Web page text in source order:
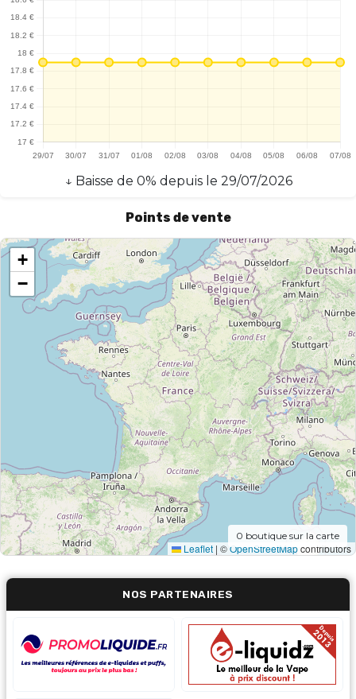
↓ Baisse de 0% depuis le 29/07/2026
Points de vente
+
−
Leaflet | ©OpenStreetMapcontributors
0 boutique sur la carte
NOS PARTENAIRES